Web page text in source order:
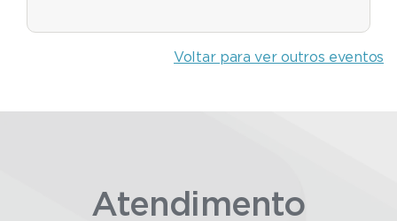
Voltar para ver outros eventos
Atendimento